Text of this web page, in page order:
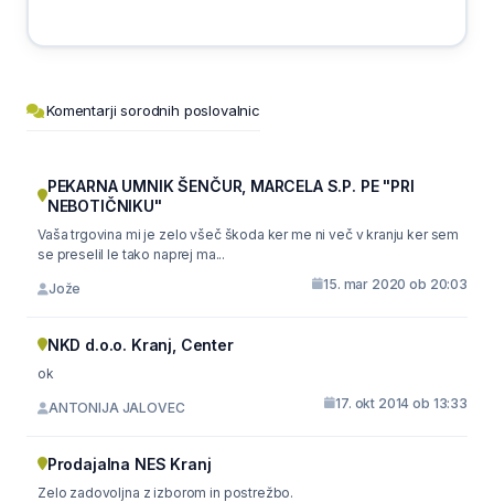
Komentarji sorodnih poslovalnic
PEKARNA UMNIK ŠENČUR, MARCELA S.P. PE "PRI
NEBOTIČNIKU"
Vaša trgovina mi je zelo všeč škoda ker me ni več v kranju ker sem
se preselil le tako naprej ma...
Jože 15. mar 2020 ob 20:03
NKD d.o.o. Kranj, Center
ok
ANTONIJA JALOVEC 17. okt 2014 ob 13:33
Prodajalna NES Kranj
Zelo zadovoljna z izborom in postrežbo.